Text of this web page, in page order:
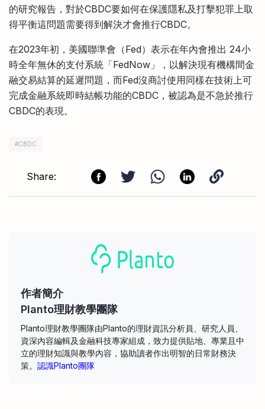
的研究報告，對於CBDC要如何在保護隱私及打擊犯罪上取
得平衡這問題需要得到解決才會推行CBDC。
在2023年初，美國聯準會（Fed）表示在年內會推出 24小
時全年無休的支付系統「FedNow」，以解決現有機構間金
融交易結算的延遲問題，而Fed沒商討使用同樣在技術上可
完成金融系統即時結帳功能的CBDC，被認為是不急於推行
CBDC的表現。
#CBDC
Share:
作者簡介
Planto理財教學團隊
Planto理財教學團隊由Planto的理財資訊分析員、研究人員、
資深內容編輯及金融科技專家組成，致力提供貼地、專業且中
立的理財知識與教學內容，協助讀者作出明智的日常財務決
策。 認識Planto團隊